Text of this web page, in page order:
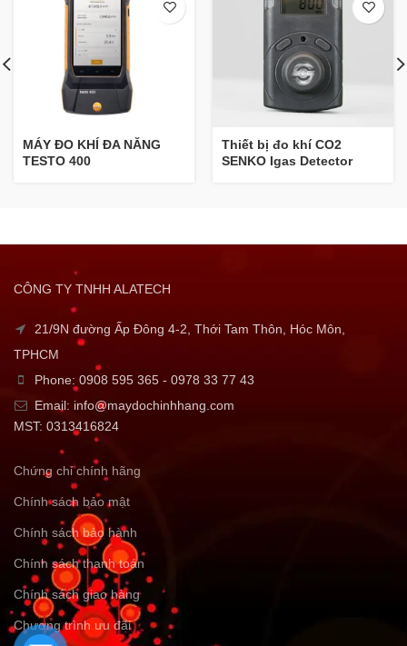
MÁY ĐO KHÍ ĐA NĂNG
TESTO 400
Thiết bị đo khí CO2
SENKO Igas Detector
CÔNG TY TNHH ALATECH
21/9N đường Ấp Đông 4-2, Thới Tam Thôn, Hóc Môn,
TPHCM
Phone: 0908 595 365 - 0978 33 77 43
Email: info@maydochinhhang.com
MST: 0313416824
Chứng chỉ chính hãng
Chính sách bảo mật
Chính sách bảo hành
Chính sách thanh toán
Chính sách giao hàng
Chương trình ưu đãi